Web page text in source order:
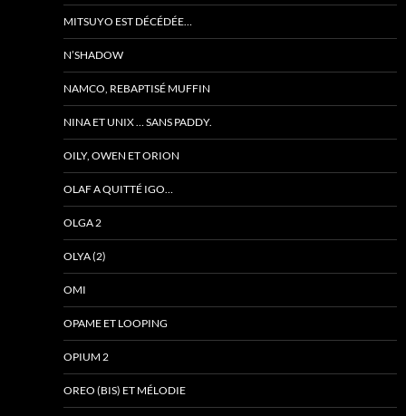
MITSUYO EST DÉCÉDÉE…
N’SHADOW
NAMCO, REBAPTISÉ MUFFIN
NINA ET UNIX … SANS PADDY.
OILY, OWEN ET ORION
OLAF A QUITTÉ IGO…
OLGA 2
OLYA (2)
OMI
OPAME ET LOOPING
OPIUM 2
OREO (BIS) ET MÉLODIE